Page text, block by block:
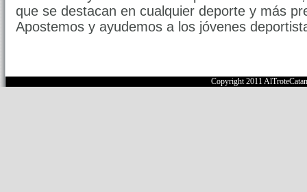
que se destacan en cualquier deporte y más
Apostemos y ayudemos a los jóvenes
Copyright 2011